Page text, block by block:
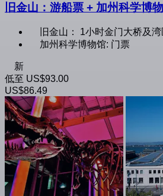
旧金山：游船票 + 加州科学博
旧金山： 1小时金门大桥及
加州科学博物馆: 门票
新
低至 US$93.00
US$86.49